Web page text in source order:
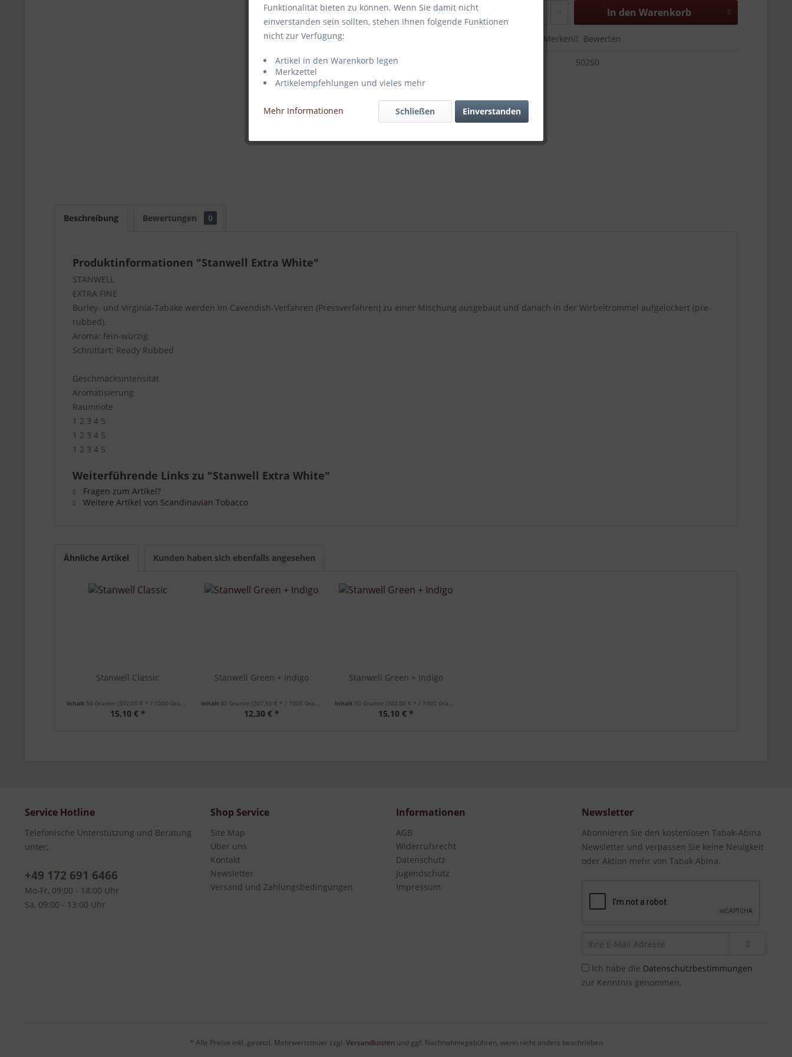
In den Warenkorb
Merken Bewerten
50250
Beschreibung Bewertungen 0
Produktinformationen "Stanwell Extra White"
STANWELL
EXTRA FINE
Burley- und Virginia-Tabake werden im Cavendish-Verfahren (Pressverfahren) zu einer Mischung ausgebaut und danach in der Wirbeltrommel aufgelockert (pre-
rubbed).
Aroma: fein-würzig
Schnittart: Ready Rubbed
Geschmacksintensität
Aromatisierung
Raumnote
1 2 3 4 5
1 2 3 4 5
1 2 3 4 5
Weiterführende Links zu "Stanwell Extra White"
Fragen zum Artikel?
Weitere Artikel von Scandinavian Tobacco
Ähnliche Artikel Kunden haben sich ebenfalls angesehen
Stanwell Classic
Inhalt 50 Gramm (302,00 € * / 1000 Gramm)
15,10 € *
Stanwell Green + Indigo
Inhalt 40 Gramm (307,50 € * / 1000 Gramm)
12,30 € *
Stanwell Green + Indigo
Inhalt 50 Gramm(302,00 € * / 1000 Gramm)
15,10 € *
Service Hotline
Telefonische Unterstützung und Beratung
unter:
+49 172 691 6466
Mo-Fr, 09:00 - 18:00 Uhr
Sa, 09:00 - 13:00 Uhr
Shop Service
Site Map
Über uns
Kontakt
Newsletter
Versand und Zahlungsbedingungen
Informationen
AGB
Widerrufsrecht
Datenschutz
Jugendschutz
Impressum
Newsletter
Abonnieren Sie den kostenlosen Tabak-Abina
Newsletter und verpassen Sie keine Neuigkeit
oder Aktion mehr von Tabak Abina.
Ich habe die Datenschutzbestimmungen
zur Kenntnis genommen.
* Alle Preise inkl. gesetzl. Mehrwertsteuer zzgl. Versandkostenund ggf. Nachnahmegebühren, wenn nicht anders beschrieben
Funktionalität bieten zu können. Wenn Sie damit nicht
einverstanden sein sollten, stehen Ihnen folgende Funktionen
nicht zur Verfügung:
Artikel in den Warenkorb legen
Merkzettel
Artikelempfehlungen und vieles mehr
Mehr Informationen Einverstanden
Schließen